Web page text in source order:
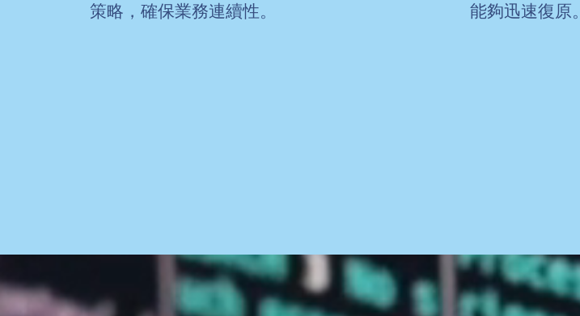
策略，確保業務連續性。
能夠迅速復原。